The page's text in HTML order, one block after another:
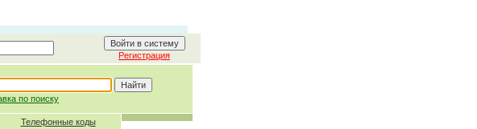
Регистрация
по поиску
Телефонные коды